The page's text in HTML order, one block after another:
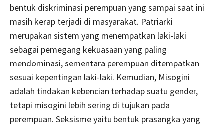
bentuk diskriminasi perempuan yang sampai saat ini
masih kerap terjadi di masyarakat. Patriarki
merupakan sistem yang menempatkan laki-laki
sebagai pemegang kekuasaan yang paling
mendominasi, sementara perempuan ditempatkan
sesuai kepentingan laki-laki. Kemudian, Misogini
adalah tindakan kebencian terhadap suatu gender,
tetapi misogini lebih sering di tujukan pada
perempuan. Seksisme yaitu bentuk prasangka yang